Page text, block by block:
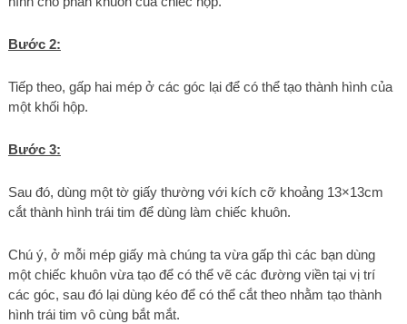
Bước 2:
Tiếp theo, gấp hai mép ở các góc lại để có thể tạo thành hình của
một khối hộp.
Bước 3:
Sau đó, dùng một tờ giấy thường với kích cỡ khoảng 13×13cm
cắt thành hình trái tim để dùng làm chiếc khuôn.
Chú ý, ở mỗi mép giấy mà chúng ta vừa gấp thì các bạn dùng
một chiếc khuôn vừa tạo để có thể vẽ các đường viền tại vị trí
các góc, sau đó lại dùng kéo để có thể cắt theo nhằm tạo thành
hình trái tim vô cùng bắt mắt.